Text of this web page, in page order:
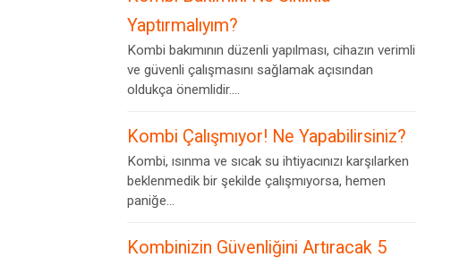
Yaptırmalıyım?
Kombi bakımının düzenli yapılması, cihazın verimli
ve güvenli çalışmasını sağlamak açısından
oldukça önemlidir....
Kombi Çalışmıyor! Ne Yapabilirsiniz?
Kombi, ısınma ve sıcak su ihtiyacınızı karşılarken
beklenmedik bir şekilde çalışmıyorsa, hemen
paniğe...
Kombinizin Güvenliğini Artıracak 5